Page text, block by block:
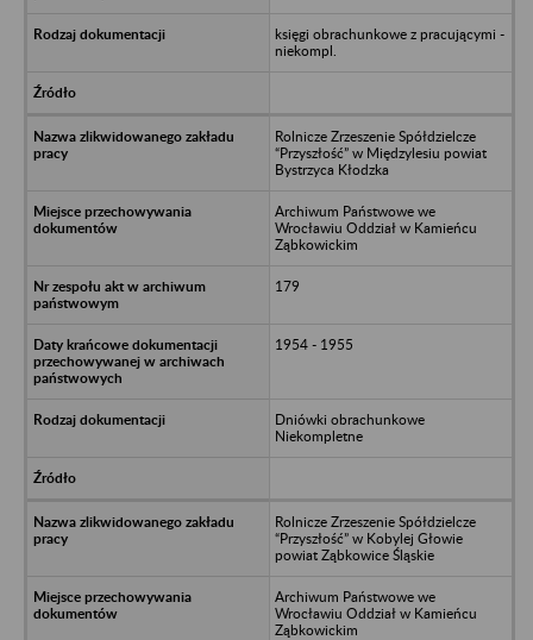
księgi obrachunkowe z pracującymi -
niekompl.
Rolnicze Zrzeszenie Spółdzielcze
“Przyszłość” w Międzylesiu powiat
Bystrzyca Kłodzka
Archiwum Państwowe we
Wrocławiu Oddział w Kamieńcu
Ząbkowickim
179
1954 - 1955
Dniówki obrachunkowe
Niekompletne
Rolnicze Zrzeszenie Spółdzielcze
“Przyszłość” w Kobylej Głowie
powiat Ząbkowice Śląskie
Archiwum Państwowe we
Wrocławiu Oddział w Kamieńcu
Ząbkowickim